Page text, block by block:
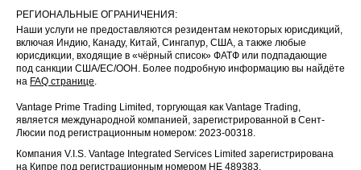
РЕГИОНАЛЬНЫЕ ОГРАНИЧЕНИЯ:
Наши услуги не предоставляются резидентам некоторых юрисдикций,
включая Индию, Канаду, Китай, Сингапур, США, а также любые
юрисдикции, входящие в «чёрный список» ФАТФ или подпадающие
под санкции США/ЕС/ООН. Более подробную информацию вы найдёте
на FAQ странице.
Vantage Prime Trading Limited, торгующая как Vantage Trading,
является международной компанией, зарегистрированной в Сент-
Люсии под регистрационным номером: 2023-00318.
Компания V.I.S. Vantage Integrated Services Limited зарегистрирована
на Кипре под регистрационным номером HE 489383.